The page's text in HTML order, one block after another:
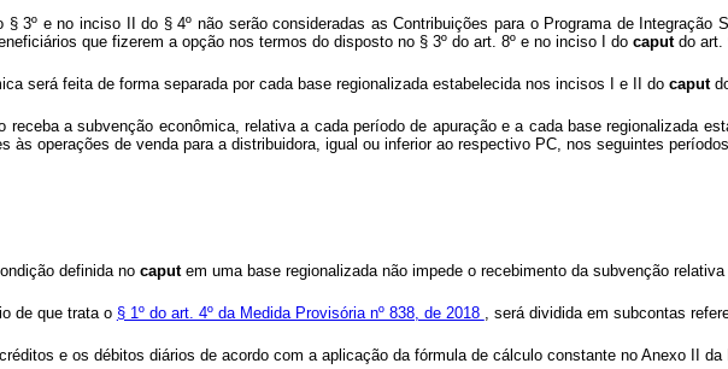
3º e no inciso II do § 4º não serão consideradas as Contribuições para o Programa de
que fizerem a opção nos termos do disposto no § 3º do art. 8º e no inciso I do caput do art.
será feita de forma separada por cada base regionalizada estabelecida nos incisos I e II do caput
receba a subvenção econômica, relativa a cada período de apuração e a cada base regionalizada
às operações de venda para a distribuidora, igual ou inferior ao respectivo PC, nos seguintes
definida no caput em uma base regionalizada não impede o recebimento da subvenção
de que trata o § 1º do art. 4º da Medida Provisória nº 838, de 2018 , será dividida em subcontas
e os débitos diários de acordo com a aplicação da fórmula de cálculo constante no Anexo II da